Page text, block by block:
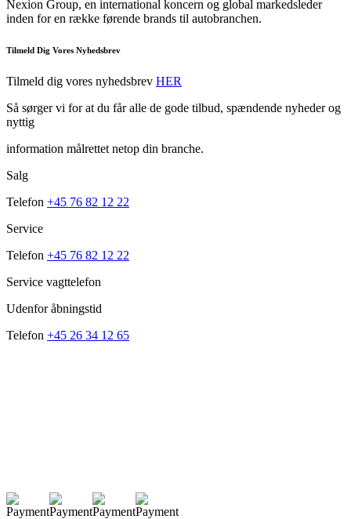
Nexion Group, en international koncern og global markedsleder
inden for en række førende brands til autobranchen.
Tilmeld Dig Vores Nyhedsbrev
Tilmeld dig vores nyhedsbrev HER
Så sørger vi for at du får alle de gode tilbud, spændende nyheder og
nyttig
information målrettet netop din branche.
Salg
Telefon +45 76 82 12 22
Service
Telefon +45 76 82 12 22
Service vagttelefon
Udenfor åbningstid
Telefon +45 26 34 12 65